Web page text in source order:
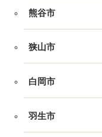
熊谷市
狭山市
白岡市
羽生市